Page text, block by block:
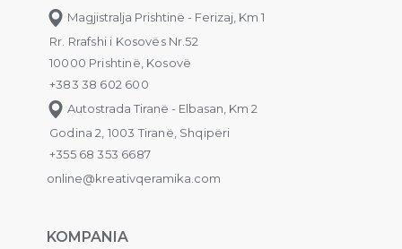
Magjistralja Prishtinë - Ferizaj, Km 1
Rr. Rrafshi i Kosovës Nr.52
10000 Prishtinë, Kosovë
+383 38 602 600
Autostrada Tiranë - Elbasan, Km 2
Godina 2, 1003 Tiranë, Shqipëri
+355 68 353 6687
online@kreativqeramika.com
KOMPANIA